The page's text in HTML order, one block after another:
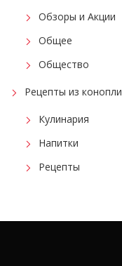
Обзоры и Акции
Общее
Общество
Рецепты из конопли
Кулинария
Напитки
Рецепты